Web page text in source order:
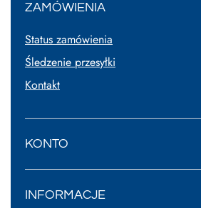
ZAMÓWIENIA
Status zamówienia
Śledzenie przesyłki
Kontakt
KONTO
INFORMACJE